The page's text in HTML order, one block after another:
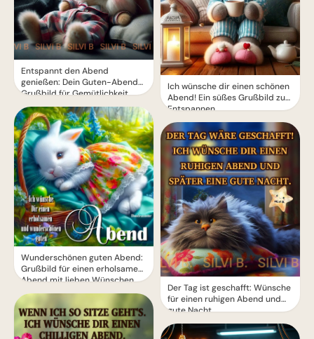
Entspannt den Abend
genießen: Dein Guten-Abend-
Grußbild für Gemütlichkeit.
Wunderschönen guten Abend:
Grußbild für einen erholsamen
Abend mit lieben Wünschen
Ich wünsche dir einen schönen
Abend! Ein süßes Grußbild zum
Entspannen
Der Tag ist geschafft: Wünsche
für einen ruhigen Abend und
gute Nacht.